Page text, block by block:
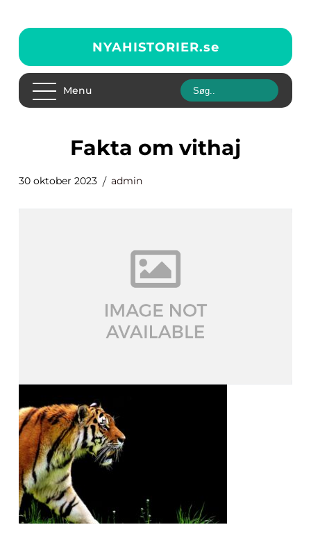
NYAHISTORIER.se
Menu
fakta om vithaj
30 oktober 2023 admin